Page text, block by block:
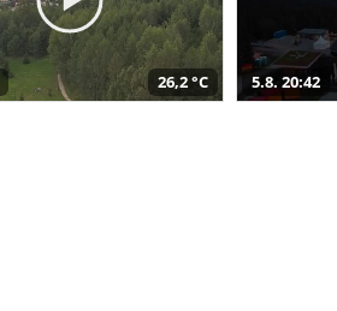
26,2 °C 5.8. 20:42